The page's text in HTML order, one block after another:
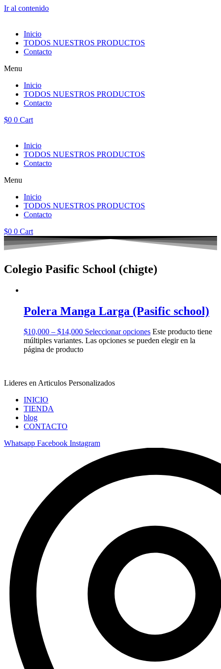
Ir al contenido
Inicio
TODOS NUESTROS PRODUCTOS
Contacto
Menu
Inicio
TODOS NUESTROS PRODUCTOS
Contacto
$0 0 Cart
Inicio
TODOS NUESTROS PRODUCTOS
Contacto
Menu
Inicio
TODOS NUESTROS PRODUCTOS
Contacto
$0 0 Cart
Colegio Pasific School (chigte)
Polera Manga Larga (Pasific school)
$10,000 – $14,000 Seleccionar opciones Este producto tiene
múltiples variantes. Las opciones se pueden elegir en la
página de producto
Lideres en Articulos Personalizados
INICIO
TIENDA
blog
CONTACTO
Whatsapp Facebook Instagram